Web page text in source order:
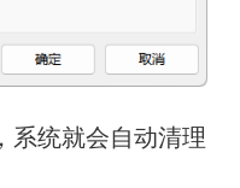
系统就会自动清理